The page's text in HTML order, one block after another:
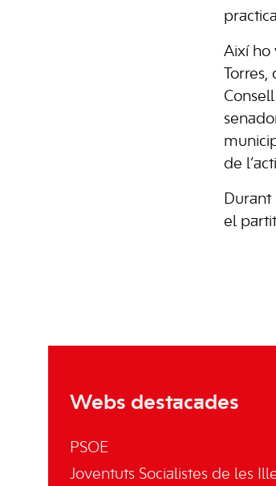
Així ho
de
Durant
el
Webs destacades
PSOE
Joventuts Socialistes de les